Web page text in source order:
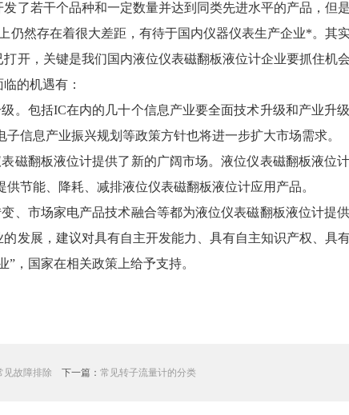
了若干个品种和一定数量并达到同类先进水平的产品，但
仍然存在着很大差距，有待于国内仪器仪表生产企业*。其
开，关键是我们国内液位仪表磁翻板液位计企业要抓住机
的机遇有：
。包括IC在内的几十个信息产业要全面技术升级和产业升
信息产业振兴规划等政策方针也将进一步扩大市场需求。
磁翻板液位计提供了新的广阔市场。液位仪表磁翻板液位
节能、降耗、减排液位仪表磁翻板液位计应用产品。
、市场家电产品技术融合等都为液位仪表磁翻板液位计提
发展，建议对具有自主开发能力、具有自主知识产权、具
，国家在相关政策上给予支持。
见故障排除 下一篇： 常见转子流量计的分类